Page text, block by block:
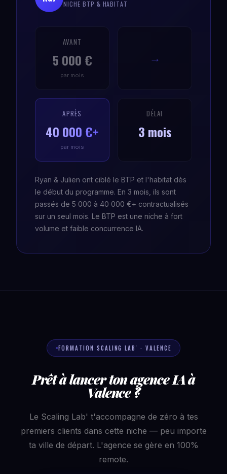
NICHE BTP & HABITAT
AVANT
5 000 €
par mois
→
APRÈS
40 000 €+
par mois
DÉLAI
3 mois
Ryan & Julien ont ciblé le BTP et l'habitat dès
le début du programme. En 3 mois, ils sont
passés de 5 000 à 40 000 €+ contractualisés
sur un seul mois. Le BTP est une niche à fort
volume et faible concurrence IA.
FORMATION SCALING LAB' · VALENCE
Prêt à lancer ton agence IA à
Valence ?
Le Scaling Lab' t'accompagne de zéro à tes
premiers clients dans cette niche — peu importe
ta ville de départ. L'agence se gère en 100%
remote.